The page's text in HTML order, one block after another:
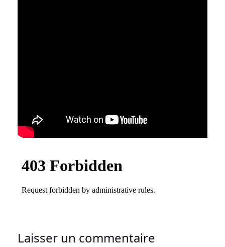
Laisser un commentaire